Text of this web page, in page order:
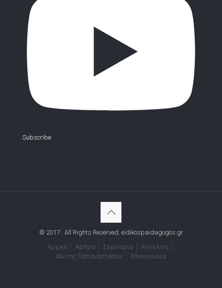
Subscribe
© 2017 . All Rights Reserved. eidikospaidagogos.gr
Αρχική
Άρθρα Σεμινάρια
Αγγελίες
Φώτης Παπαναστασίου
Επικοινωνία